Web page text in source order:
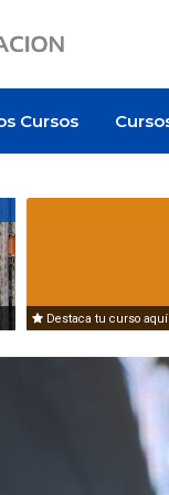
Cursos
Destaca tu curso aquí